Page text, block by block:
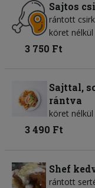
Sajtos
rántott
köret nélkül
3 750 Ft
Sajttal,
rántva
köret nélkül
3 490 Ft
Shef
rántott